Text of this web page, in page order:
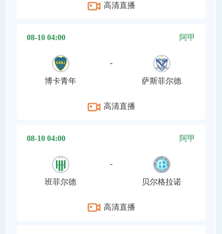
高清直播
08-10 04:00 阿甲
博卡青年
-
萨斯菲尔德
高清直播
08-10 04:00 阿甲
班菲尔德
-
贝尔格拉诺
高清直播